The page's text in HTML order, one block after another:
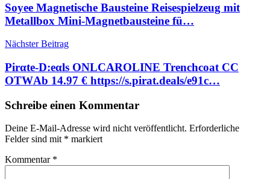
Soyee Magnetische Bausteine Reisespielzeug mit
Metallbox Mini-Magnetbausteine fü…
Nächster Beitrag
Pirαtе-D:еαls ONLCAROLINE Trenchcoat CC
OTWАb 14.97 € https://s.pirat.deals/e91c…
Schreibe einen Kommentar
Deine E-Mail-Adresse wird nicht veröffentlicht. Erforderliche
Felder sind mit * markiert
Kommentar *